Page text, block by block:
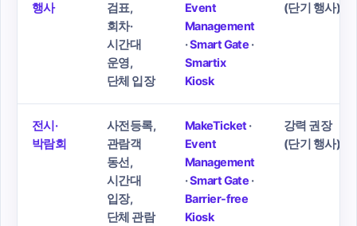
행사
검표,
회차·
시간대
운영,
단체 입장
Event
Management
·Smart Gate ·
Smartix
Kiosk
(단기 행사)
전시·
박람회
사전등록,
관람객
동선,
시간대
입장,
단체 관람
MakeTicket·
Event
Management
·Smart Gate ·
Barrier-free
Kiosk
강력 권장
(단기 행사)